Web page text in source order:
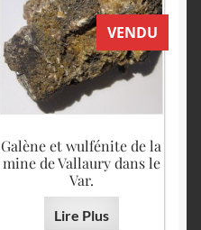
VENDU
Galène et wulfénite de la
mine de Vallaury dans le
Var.
Lire Plus